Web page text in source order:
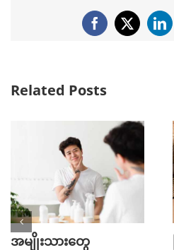
Facebook
X
Related Posts
အမျိုးသားတွေ